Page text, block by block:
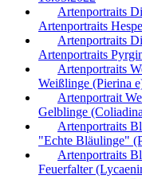
Artenportraits
Artenportraits
Artenportraits
Artenportraits
Artenportraits
Weißlinge (Pierina
Artenportrait
Gelblinge
Artenportraits
"Echte Bläulinge"
Artenportraits
Feuerfalter